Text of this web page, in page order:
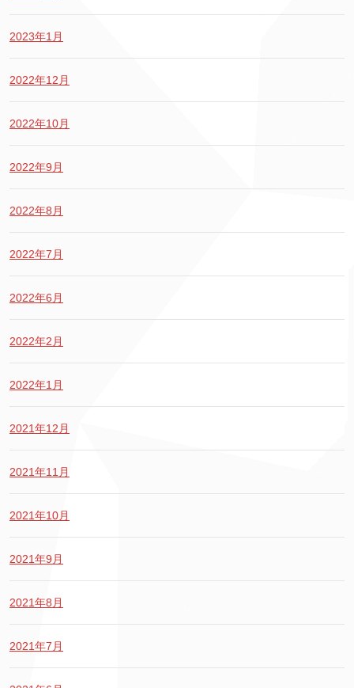
2023年1月
2022年12月
2022年10月
2022年9月
2022年8月
2022年7月
2022年6月
2022年2月
2022年1月
2021年12月
2021年11月
2021年10月
2021年9月
2021年8月
2021年7月